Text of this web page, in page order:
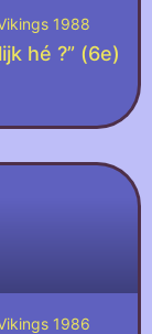
1988
hé ?” (6e)
1986